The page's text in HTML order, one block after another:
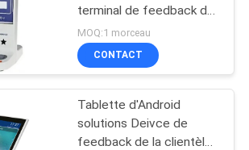
d'écran
de service
terminal de feedback de
la clientèle d'affichage
MOQ:1 morceau
CONTACT
Tablette d'Android
solutions Deivce de
feedback de la clientèle